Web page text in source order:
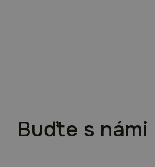
Buďte s